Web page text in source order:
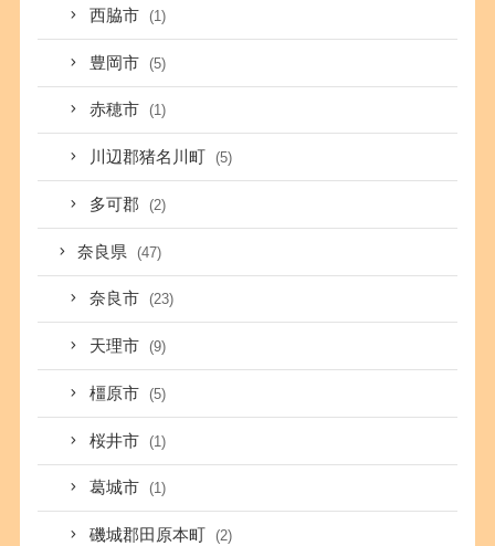
西脇市 (1)
豊岡市 (5)
赤穂市 (1)
川辺郡猪名川町 (5)
多可郡 (2)
奈良県 (47)
奈良市 (23)
天理市 (9)
橿原市 (5)
桜井市 (1)
葛城市 (1)
磯城郡田原本町 (2)